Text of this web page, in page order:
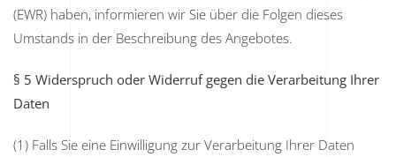
(EWR) haben, informieren wir Sie über die Folgen dieses
Umstands in der Beschreibung des Angebotes.
§ 5 Widerspruch oder Widerruf gegen die Verarbeitung Ihrer
Daten
(1) Falls Sie eine Einwilligung zur Verarbeitung Ihrer Daten